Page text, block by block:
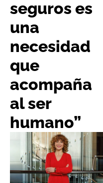
seguros es
una
necesidad
que
acompaña
al ser
humano”